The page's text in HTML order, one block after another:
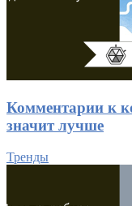
Комментарии к
значит лучше
Тренды